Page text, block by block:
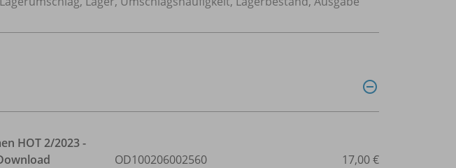
HOT 2/2023 -
OD100206002560 17,00 €